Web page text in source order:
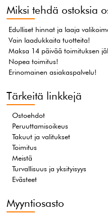
Miksi tehdä ostoksia
Edulliset hinnat ja laaja
Vain laadukkaita tuotteita!
Maksa 14 päivää toimituksen
Nopea toimitus!
Erinomainen asiakaspalvelu!
Tärkeitä linkkejä
Ostoehdot
Peruuttamisoikeus
Takuut ja valitukset
Toimitus
Meistä
Turvallisuus ja yksityisyys
Evästeet
Myyntiosasto